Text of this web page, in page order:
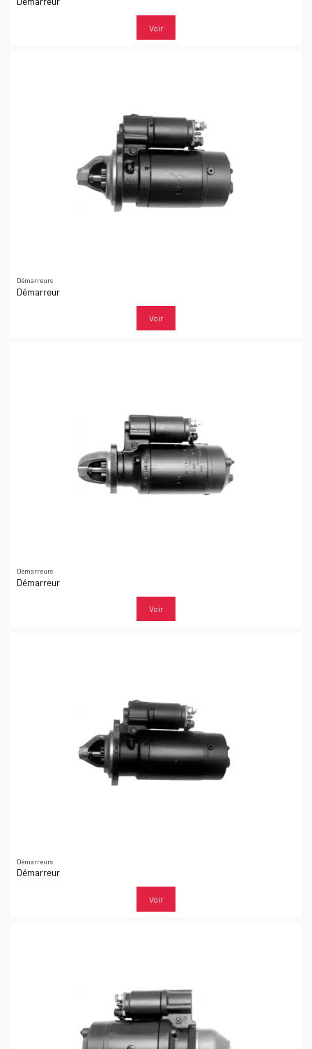
Voir
Démarreurs
Démarreur
Voir
Démarreurs
Démarreur
Voir
Démarreurs
Démarreur
Voir